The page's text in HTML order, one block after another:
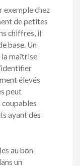
exemple chez
de petites
chiffres, il
base. Un
la maîtrise
élevés
peut
ayant des
au bon
un